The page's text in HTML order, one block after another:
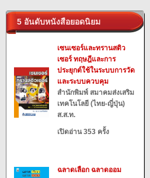
5 อันดับหนังสือยอดนิยม
เซนเซอร์และทรานสดิว
เซอร์ ทฤษฎีและการ
ประยุกต์ใช้ในระบบการวัด
และระบบควบคุม
สำนักพิมพ์ สมาคมส่งเสริม
เทคโนโลยี (ไทย-ญี่ปุ่น)
ส.ส.ท.
เปิดอ่าน 353 ครั้ง
ฉลาดเลือก ฉลาดออม